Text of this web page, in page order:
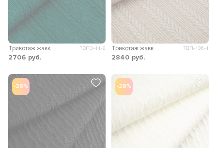
ТВПО-44-2
2706 руб.
ТВП-136-4
2840 руб.
-28% -28%